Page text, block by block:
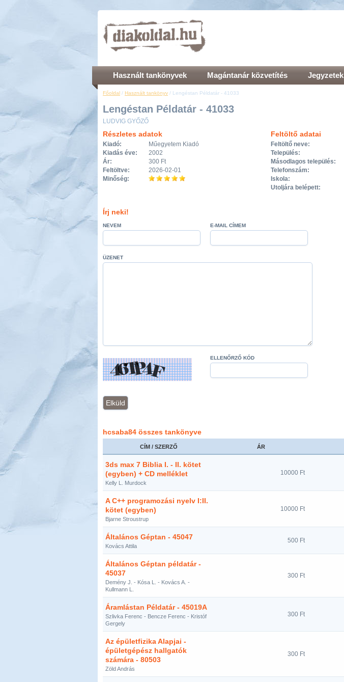
Használt tankönyvek Magántanár közvetítés Jegyzetek
Főoldal / Használt tankönyv / Lengéstan Példatár - 41033
Lengéstan Példatár - 41033
LUDVIG GYŐZŐ
Részletes adatok
Kiadó:
Műegyetem Kiadó
Kiadás éve:
2002
Ár:
300 Ft
Feltöltve:
2026-02-01
Minőség:
Feltöltő adatai
Feltöltő neve:
Település:
Másodlagos település:
Telefonszám:
Iskola:
Utoljára belépett:
Írj neki!
NEVEM E-MAIL CÍMEM
ÜZENET
ELLENŐRZŐ KÓD
hcsaba84 összes tankönyve
CÍM / SZERZŐ ÁR
3ds max 7 Biblia I. - II. kötet
(egyben) + CD melléklet
Kelly L. Murdock
10000 Ft
A C++ programozási nyelv I:II.
kötet (egyben)
Bjarne Stroustrup
10000 Ft
Általános Géptan - 45047
Kovács Attila
500 Ft
Általános Géptan példatár -
45037
Demény J. - Kósa L. - Kovács A. -
Kullmann L.
300 Ft
Áramlástan Példatár - 45019A
Szlivka Ferenc - Bencze Ferenc - Kristóf
Gergely
300 Ft
Az épületfizika Alapjai -
épületgépész hallgatók
számára - 80503
Zöld András
300 Ft